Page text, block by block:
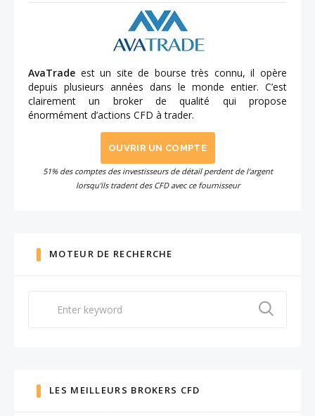
AvaTrade est un site de bourse très connu, il opère
depuis plusieurs années dans le monde entier. C’est
clairement un broker de qualité qui propose
énormément d’actions CFD à trader.
OUVRIR UN COMPTE
51% des comptes des investisseurs de détail perdent de l'argent
lorsqu'ils tradent des CFD avec ce fournisseur
MOTEUR DE RECHERCHE
LES MEILLEURS BROKERS CFD